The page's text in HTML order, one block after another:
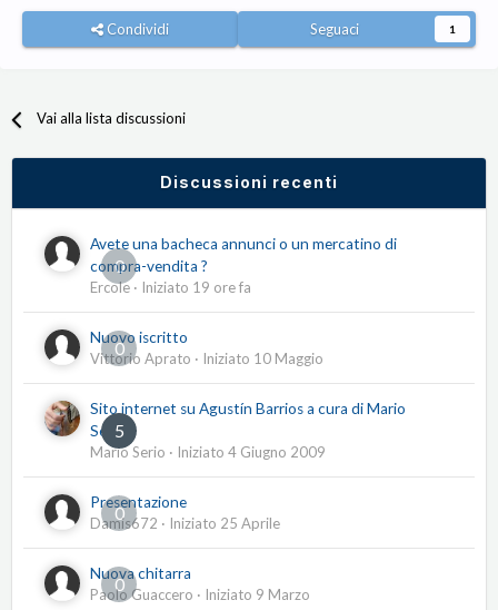
Condividi Seguaci 1
Vai alla lista discussioni
Discussioni recenti
0
Avete una bacheca annunci o un mercatino di
compra-vendita ?
Ercole · Iniziato 19 ore fa
0
Nuovo iscritto
Vittorio Aprato · Iniziato 10 Maggio
5
Sito internet su Agustín Barrios a cura di Mario
Serio
Mario Serio · Iniziato 4 Giugno 2009
0
Presentazione
Damis672 · Iniziato 25 Aprile
0
Nuova chitarra
Paolo Guaccero · Iniziato 9 Marzo